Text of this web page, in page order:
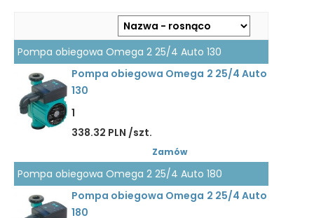
Pompa obiegowa Omega 2 25/4 Auto 130
Pompa obiegowa Omega 2 25/4 Auto
130
1
338.32 PLN /szt.
Zamów
Pompa obiegowa Omega 2 25/4 Auto 180
Pompa obiegowa Omega 2 25/4 Auto
180